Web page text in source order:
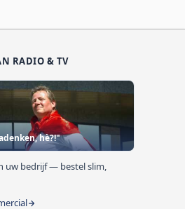
RADIO & TV
hè?!"
uw bedrijf — bestel slim,